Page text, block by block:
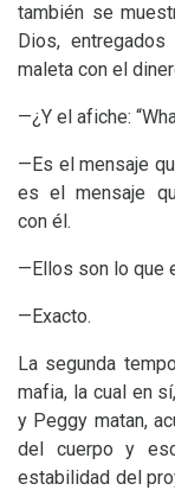
también se
Dios,
maleta con el
—¿Y el afiche:
—Es el mensaje
es el mensaje
con él.
—Ellos son lo que
—Exacto.
La segunda
mafia, la cual en
y Peggy matan,
del cuerpo y
estabilidad del